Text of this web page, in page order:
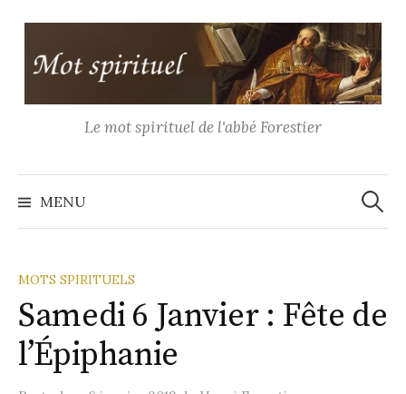
contenu
Le mot spirituel de l'abbé Forestier
MENU
MOTS SPIRITUELS
Samedi 6 Janvier : Fête de
l’Épiphanie